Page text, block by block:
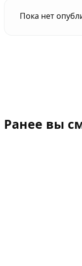
Пока нет
Ранее вы